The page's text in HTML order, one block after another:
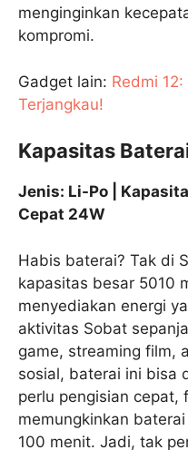
menginginkan
kompromi.
Gadget lain: Redmi
Terjangkau!
Kapasitas
Jenis: Li-Po |
Cepat 24W
Habis baterai? Tak di
kapasitas besar 5010
menyediakan energi
aktivitas Sobat
game, streaming film,
sosial, baterai ini bisa
perlu pengisian cepat,
memungkinkan
100 menit. Jadi, tak